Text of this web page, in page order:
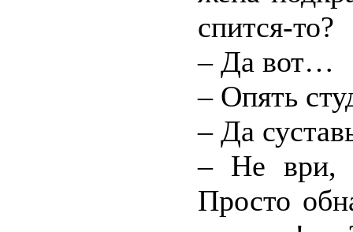
спится-то?
– Да вот…
– Опять
– Да
– Не ври,
Просто